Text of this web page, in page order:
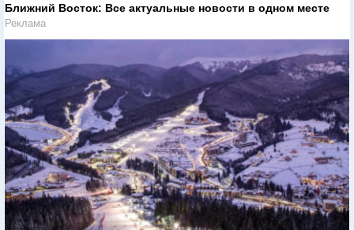
Ближний Восток: Все актуальные новости в одном месте
Реклама